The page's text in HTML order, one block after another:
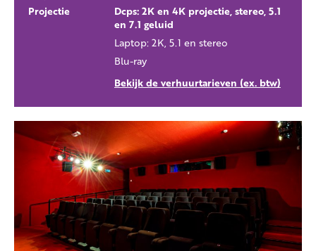
Projectie
Dcps: 2K en 4K projectie, stereo, 5.1
en 7.1 geluid
Laptop: 2K, 5.1 en stereo
Blu-ray
Bekijk de verhuurtarieven (ex. btw)